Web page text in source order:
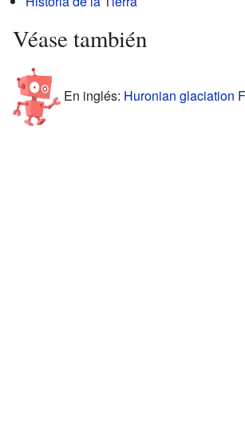
Véase también
En inglés: Huronian glaciation